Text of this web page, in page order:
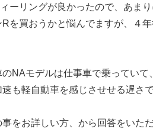
ーリングが良かったので、あま
を買おうかと悩んでますが、４
NAモデルは仕事車で乗ってい
も軽自動車を感じさせせる遅さで
をお詳しい方、から回答をいた